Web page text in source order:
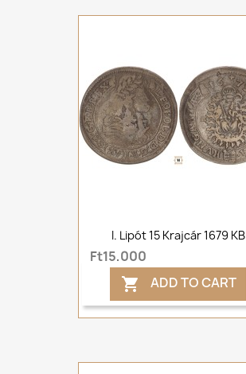
I. Lipót 15 Krajcár 1679 KB
Ft15,000
 ADD TO CART